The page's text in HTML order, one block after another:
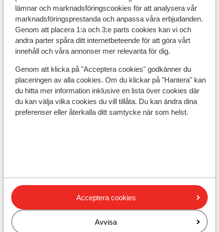
lämnar och marknadsföringscookies för att analysera vår
marknadsföringsprestanda och anpassa våra erbjudanden.
Genom att placera 1:a och 3:e parts cookies kan vi och
andra parter spåra ditt internetbeteende för att göra vårt
innehåll och våra annonser mer relevanta för dig.
Genom att klicka på "Acceptera cookies" godkänner du
placeringen av alla cookies. Om du klickar på "Hantera" kan
du hitta mer information inklusive en lista över cookies där
du kan välja vilka cookies du vill tillåta. Du kan ändra dina
preferenser eller återkalla ditt samtycke när som helst.
Acceptera cookies
Avvisa
Avstånd till flygplats salzburg är ca 65 km
Avstånd till tågstation bischofshofen är ca 14 km
Avstånd till pist ca 1 km
Avstånd till skidbuss ca 50 m ( skidbuss är gratis
vid uppvisat liftkort / gäskort)
Avstånd till skidlift ca 1 km
Närmaste butiker ca 50 m
Närmaste restaurang ca 50 m
Liftkort/Utrustning/Skidskola
Utrustning